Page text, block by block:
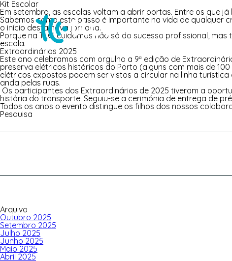
Kit Escolar
Em setembro, as escolas voltam a abrir portas. Entre os que
Sabemos como este passo é importante na vida de qualquer
o início desta nova jornada.
Porque na TLCI cuidamos não só do sucesso profissional,
escola.
Extraordinários 2025
Este ano celebramos com orgulho a 9ª edição de
preserva elétricos históricos do Porto (alguns com mais de
elétricos expostos podem ser vistos a circular na linha
anda pelas ruas.
Os participantes dos Extraordinários de 2025 tiveram a
história do transporte. Seguiu-se a cerimónia de entrega de
Todos os anos o evento distingue os filhos dos nossos
Pesquisa
Pesquisar
por:
Arquivo
Outubro 2025
Setembro 2025
Julho 2025
Junho 2025
Maio 2025
Abril 2025